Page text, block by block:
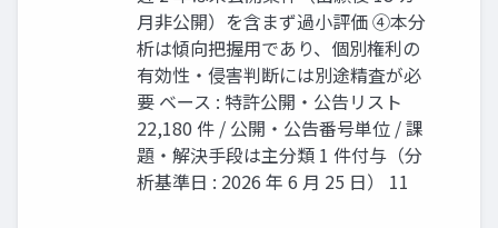
月非公開）を含まず過小評価 ④本分
析は傾向把握用であり、個別権利の
有効性・侵害判断には別途精査が必
要 ベース : 特許公開・公告リスト
22,180 件 / 公開・公告番号単位 / 課
題・解決手段は主分類 1 件付与（分
析基準日 : 2026 年 6 月 25 日） 11